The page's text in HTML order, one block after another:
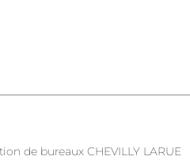
de bureaux CHEVILLY LARUE